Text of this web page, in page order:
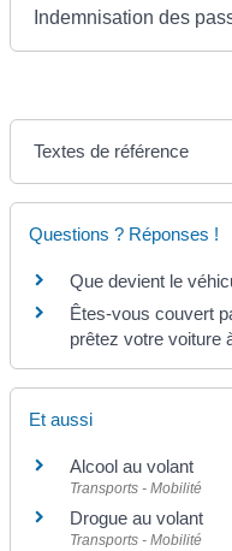
Indemnisation des
Textes de référence
Questions ? Réponses !
Que devient le
Êtes-vous couvert
prêtez votre voiture
Et aussi
Alcool au volant
Transports - Mobilité
Drogue au volant
Transports - Mobilité